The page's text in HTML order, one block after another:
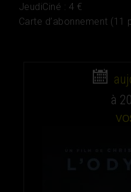
JeudiCiné : 4 €
Carte d’abonnement (11
à